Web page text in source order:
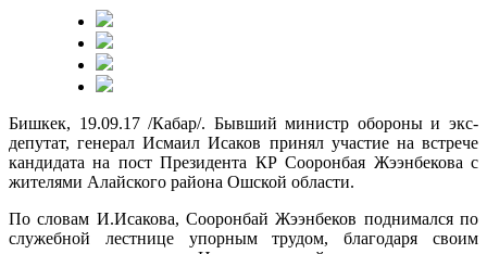
Бишкек, 19.09.17 /Кабар/. Бывший министр обороны и экс-
депутат, генерал Исмаил Исаков принял участие на встрече
кандидата на пост Президента КР Сооронбая Жээнбекова с
жителями Алайского района Ошской области.
По словам И.Исакова, Сооронбай Жээнбеков поднимался по
служебной лестнице упорным трудом, благодаря своим